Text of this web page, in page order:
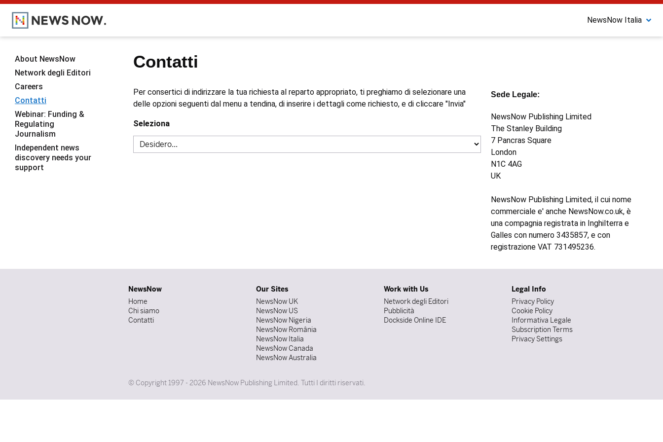
NewsNow Italia
Contatti
Per consertici di indirizzare la tua richiesta al reparto appropriato, ti preghiamo di selezionare una
delle opzioni seguenti dal menu a tendina, di inserire i dettagli come richiesto, e di cliccare "Invia"
Seleziona
Sede Legale:
NewsNow Publishing Limited
The Stanley Building
7 Pancras Square
London
N1C 4AG
UK
NewsNow Publishing Limited, il cui nome
commerciale e' anche NewsNow.co.uk, è
una compagnia registrata in Inghilterra e
Galles con numero 3435857, e con
registrazione VAT 731495236.
About NewsNow
Network degli Editori
Careers
Contatti
Webinar: Funding &
Regulating
Journalism
Independent news
discovery needs your
support
NewsNow
Home
Chi siamo
Contatti
Our Sites
NewsNow UK
NewsNow US
NewsNow Nigeria
NewsNow România
NewsNow Italia
NewsNow Canada
NewsNow Australia
Work with Us
Network degli Editori
Pubblicità
Dockside Online IDE
Legal Info
Privacy Policy
Cookie Policy
Informativa Legale
Subscription Terms
Privacy Settings
© Copyright 1997 - 2026 NewsNow Publishing Limited. Tutti I diritti riservati.